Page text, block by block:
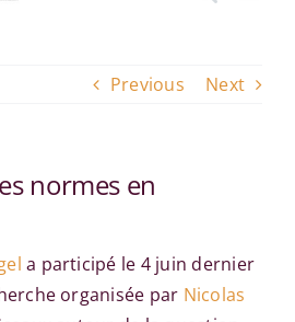
Previous Next
normes en
a participé le 4 juin dernier
organisée par Nicolas